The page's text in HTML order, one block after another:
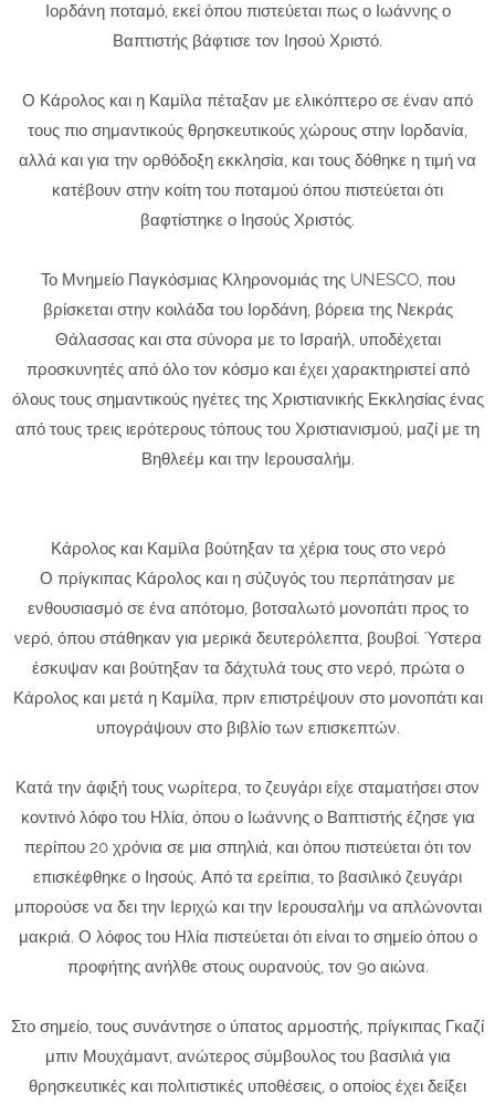
Ιορδάνη ποταμό, εκεί όπου πιστεύεται πως ο Ιωάννης ο
Βαπτιστής βάφτισε τον Ιησού Χριστό.
Ο Κάρολος και η Καμίλα πέταξαν με ελικόπτερο σε έναν από
τους πιο σημαντικούς θρησκευτικούς χώρους στην Ιορδανία,
αλλά και για την ορθόδοξη εκκλησία, και τους δόθηκε η τιμή να
κατέβουν στην κοίτη του ποταμού όπου πιστεύεται ότι
βαφτίστηκε ο Ιησούς Χριστός.
Το Μνημείο Παγκόσμιας Κληρονομιάς της UNESCO, που
βρίσκεται στην κοιλάδα του Ιορδάνη, βόρεια της Νεκράς
Θάλασσας και στα σύνορα με το Ισραήλ, υποδέχεται
προσκυνητές από όλο τον κόσμο και έχει χαρακτηριστεί από
όλους τους σημαντικούς ηγέτες της Χριστιανικής Εκκλησίας ένας
από τους τρεις ιερότερους τόπους του Χριστιανισμού, μαζί με τη
Βηθλεέμ και την Ιερουσαλήμ.
Κάρολος και Καμίλα βούτηξαν τα χέρια τους στο νερό
Ο πρίγκιπας Κάρολος και η σύζυγός του περπάτησαν με
ενθουσιασμό σε ένα απότομο, βοτσαλωτό μονοπάτι προς το
νερό, όπου στάθηκαν για μερικά δευτερόλεπτα, βουβοί. Ύστερα
έσκυψαν και βούτηξαν τα δάχτυλά τους στο νερό, πρώτα ο
Κάρολος και μετά η Καμίλα, πριν επιστρέψουν στο μονοπάτι και
υπογράψουν στο βιβλίο των επισκεπτών.
Κατά την άφιξή τους νωρίτερα, το ζευγάρι είχε σταματήσει στον
κοντινό λόφο του Ηλία, όπου ο Ιωάννης ο Βαπτιστής έζησε για
περίπου 20 χρόνια σε μια σπηλιά, και όπου πιστεύεται ότι τον
επισκέφθηκε ο Ιησούς. Από τα ερείπια, το βασιλικό ζευγάρι
μπορούσε να δει την Ιεριχώ και την Ιερουσαλήμ να απλώνονται
μακριά. Ο λόφος του Ηλία πιστεύεται ότι είναι το σημείο όπου ο
προφήτης ανήλθε στους ουρανούς, τον 9ο αιώνα.
Στο σημείο, τους συνάντησε ο ύπατος αρμοστής, πρίγκιπας Γκαζί
μπιν Μουχάμαντ, ανώτερος σύμβουλος του βασιλιά για
θρησκευτικές και πολιτιστικές υποθέσεις, ο οποίος έχει δείξει